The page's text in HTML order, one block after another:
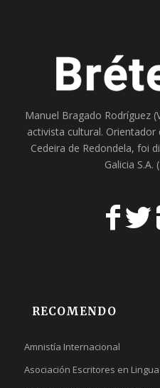
Manuel Bragado Rodríguez
activista cultural. Orientador
Cedeira de Redondela, foi
Galicia S.A.
RECOMENDO
Amnistía Internacional
Asociación Escritores en